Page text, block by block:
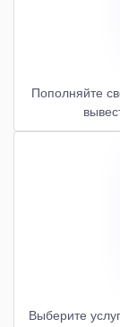
Пополняйте
Выберите